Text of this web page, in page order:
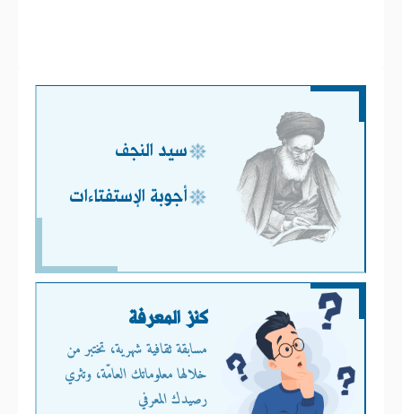
سيد النجف
أجوبة الإستفتاءات
كنز المعرفة
مسابقة ثقافية شهرية، تختبر من
خلالها معلوماتك العامّة، وتثري
رصيدك المعرفي